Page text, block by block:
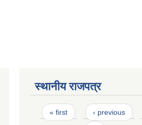
स्थानीय राजपत्र
Pages
« first ‹ previous